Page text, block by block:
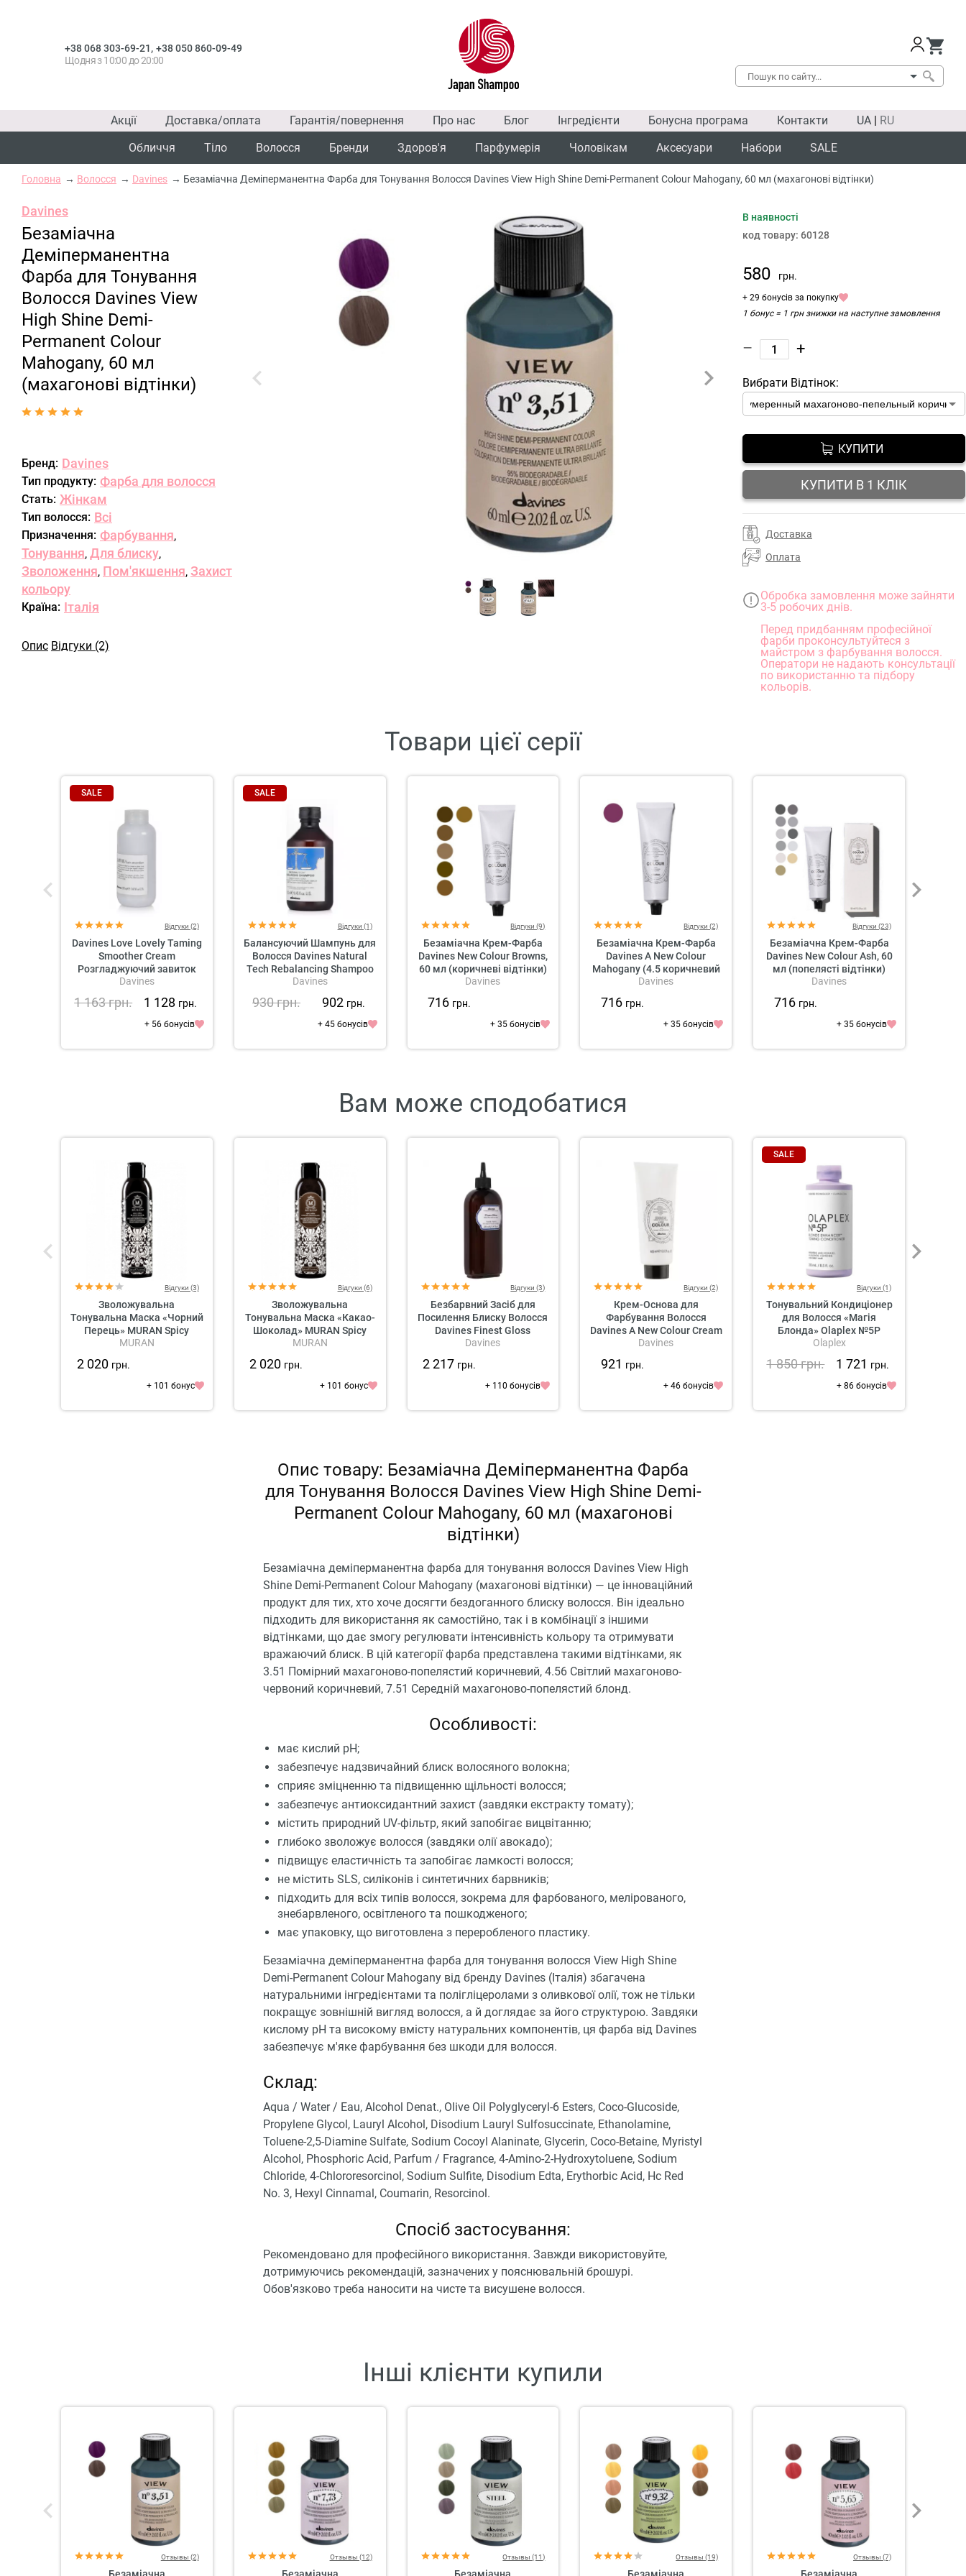
+38 068 303-69-21, +38 050 860-09-49
Щодня з 10:00 до 20:00
Акції Доставка/оплата Гарантія/повернення Про нас Блог Інгредієнти Бонусна програма Контакти UA | RU
Обличчя
Тіло Волосся Бренди Здоров'я Парфумерія Чоловікам Аксесуари Набори SALE
Головна Волосся Davines Безаміачна Деміперманентна Фарба для Тонування Волосся Davines View High Shine Demi-Permanent Colour Mahogany, 60 мл (махагонові відтінки)
Davines
Безаміачна
Деміперманентна
Фарба для Тонування
Волосся Davines View
High Shine Demi-
Permanent Colour
Mahogany, 60 мл
(махагонові відтінки)
Бренд: Davines
Тип продукту: Фарба для волосся
Стать: Жінкам
Тип волосся: Всі
Призначення: Фарбування,
Тонування, Для блиску,
Зволоження, Пом'якшення, Захист
кольору
Країна: Італія
Опис Відгуки (2)
В наявності
код товару: 60128
580 грн.
+ 29 бонусів за покупку
1 бонус = 1 грн знижки на наступне замовлення
– +
Вибрати Відтінок:
КУПИТИ
КУПИТИ В 1 КЛІК
Доставка
Оплата
Обробка замовлення може зайняти
3-5 робочих днів.
Перед придбанням професійної
фарби проконсультуйтеся з
майстром з фарбування волосся.
Оператори не надають консультації
по використанню та підбору
кольорів.
Товари цієї серії
SALE
Відгуки (2)
Davines Love Lovely Taming
Smoother Cream
Розгладжуючий завиток
Крем для волосся
Davines
1 163грн. 1 128 грн.
+ 56 бонусів
SALE
Відгуки (1)
Балансуючий Шампунь для
Волосся Davines Natural
Tech Rebalancing Shampoo
Davines
930грн. 902 грн.
+ 45 бонусів
Відгуки (9)
Безаміачна Крем-Фарба
Davines New Colour Browns,
60 мл (коричневі відтінки)
Davines
716 грн.
+ 35 бонусів
Відгуки (2)
Безаміачна Крем-Фарба
Davines A New Colour
Mahogany (4.5 коричневий
махагон)
Davines
716 грн.
+ 35 бонусів
Відгуки (23)
Безаміачна Крем-Фарба
Davines New Colour Ash, 60
мл (попелясті відтінки)
Davines
716 грн.
+ 35 бонусів
Вам може сподобатися
Відгуки (3)
Зволожувальна
Тонувальна Маска «Чорний
Перець» MURAN Spicy
Reflex Black Pepper
MURAN
2 020 грн.
+ 101 бонус
Відгуки (6)
Зволожувальна
Тонувальна Маска «Какао-
Шоколад» MURAN Spicy
Reflex Cocoa Chocolate
MURAN
2 020 грн.
+ 101 бонус
Відгуки (3)
Безбарвний Засіб для
Посилення Блиску Волосся
Davines Finest Gloss
Davines
2 217 грн.
+ 110 бонусів
Відгуки (2)
Крем-Основа для
Фарбування Волосся
Davines A New Colour Cream
Base
Davines
921 грн.
+ 46 бонусів
SALE
Відгуки (1)
Тонувальний Кондиціонер
для Волосся «Магія
Блонда» Olaplex №5P
Blonde Enhancer Toning
Olaplex
1 850грн. 1 721 грн.
+ 86 бонусів
Опис товару: Безаміачна Деміперманентна Фарба
для Тонування Волосся Davines View High Shine Demi-
Permanent Colour Mahogany, 60 мл (махагонові
відтінки)
Безаміачна деміперманентна фарба для тонування волосся Davines View High
Shine Demi-Permanent Colour Mahogany (махагонові відтінки) — це інноваційний
продукт для тих, хто хоче досягти бездоганного блиску волосся. Він ідеально
підходить для використання як самостійно, так і в комбінації з іншими
відтінками, що дає змогу регулювати інтенсивність кольору та отримувати
вражаючий блиск. В цій категорії фарба представлена такими відтінками, як
3.51 Помірний махагоново-попелястий коричневий, 4.56 Світлий махагоново-
червоний коричневий, 7.51 Середній махагоново-попелястий блонд.
Особливості:
має кислий pH;
забезпечує надзвичайний блиск волосяного волокна;
сприяє зміцненню та підвищенню щільності волосся;
забезпечує антиоксидантний захист (завдяки екстракту томату);
містить природний UV-фільтр, який запобігає вицвітанню;
глибоко зволожує волосся (завдяки олії авокадо);
підвищує еластичність та запобігає ламкості волосся;
не містить SLS, силіконів і синтетичних барвників;
підходить для всіх типів волосся, зокрема для фарбованого, мелірованого,
знебарвленого, освітленого та пошкодженого;
має упаковку, що виготовлена з переробленого пластику.
Безаміачна деміперманентна фарба для тонування волосся View High Shine
Demi-Permanent Colour Mahogany від бренду Davines (Італія) збагачена
натуральними інгредієнтами та полігліцеролами з оливкової олії, тож не тільки
покращує зовнішній вигляд волосся, а й доглядає за його структурою. Завдяки
кислому pH та високому вмісту натуральних компонентів, ця фарба від Davines
забезпечує м'яке фарбування без шкоди для волосся.
Склад:
Aqua / Water / Eau, Alcohol Denat., Olive Oil Polyglyceryl-6 Esters, Coco-Glucoside,
Propylene Glycol, Lauryl Alcohol, Disodium Lauryl Sulfosuccinate, Ethanolamine,
Toluene-2,5-Diamine Sulfate, Sodium Cocoyl Alaninate, Glycerin, Coco-Betaine, Myristyl
Alcohol, Phosphoric Acid, Parfum / Fragrance, 4-Amino-2-Hydroxytoluene, Sodium
Chloride, 4-Chlororesorcinol, Sodium Sulfite, Disodium Edta, Erythorbic Acid, Hc Red
No. 3, Hexyl Cinnamal, Coumarin, Resorcinol.
Спосіб застосування:
Рекомендовано для професійного використання. Завжди використовуйте,
дотримуючись рекомендацій, зазначених у пояснювальній брошурі.
Обов'язково треба наносити на чисте та висушене волосся.
Інші клієнти купили
Отзывы (2)
Безаміачна
Отзывы (12)
Безаміачна
Отзывы (11)
Безаміачна
Отзывы (19)
Безаміачна
Отзывы (7)
Безаміачна